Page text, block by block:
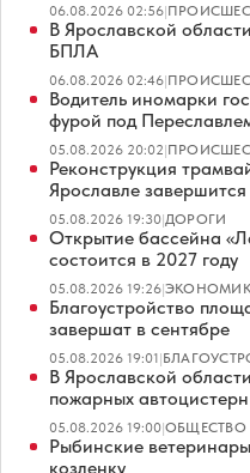
06.08.2026 02:56|
В Ярославской
БПЛА
06.08.2026 02:46|
Водитель иномарки
фурой под
05.08.2026 20:02|
Реконструкция
Ярославле
05.08.2026 19:30|ДОРОГИ
Открытие бассейна
состоится в 2027 году
05.08.2026 19:26|
Благоустройство
завершат в сентябре
05.08.2026 19:01|
В Ярославской
пожарных автоцистерн
05.08.2026 19:00|ОБЩЕСТВО
Рыбинские
козленку